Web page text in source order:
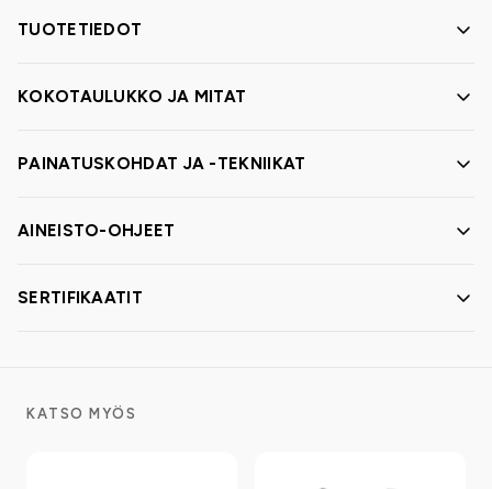
TUOTETIEDOT
KOKOTAULUKKO JA MITAT
PAINATUSKOHDAT JA -TEKNIIKAT
AINEISTO-OHJEET
SERTIFIKAATIT
KATSO MYÖS